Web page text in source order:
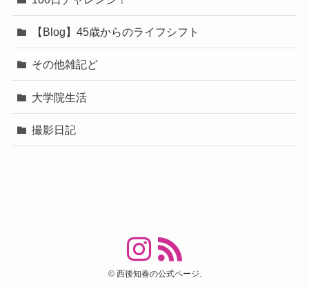
【Blog】45歳からのライフシフト
その他雑記ど
大学院生活
撮影日記
©西後知春の公式ページ.